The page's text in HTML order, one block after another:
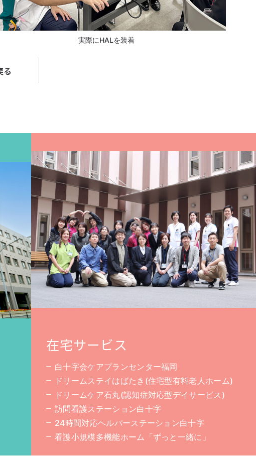
実際にHALを装着
る
在宅サービス
白十字会ケアプランセンター福岡
ドリームステイはばたき(住宅型有料老人ホーム)
ドリームケア石丸(認知症対応型デイサービス)
訪問看護ステーション白十字
24時間対応ヘルパーステーション白十字
看護小規模多機能ホーム「ずっと一緒に」